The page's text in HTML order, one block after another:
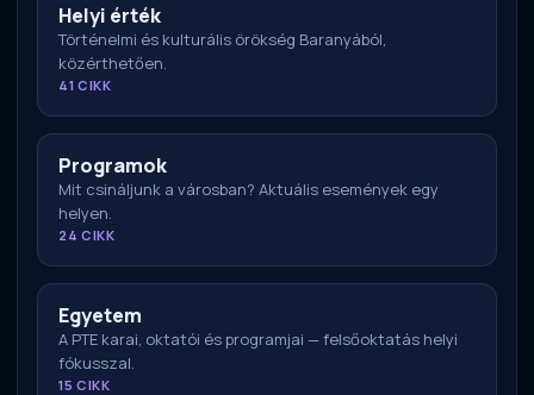
Helyi érték
Történelmi és kulturális örökség Baranyából,
közérthetően.
41 CIKK
Programok
Mit csináljunk a városban? Aktuális események egy
helyen.
24 CIKK
Egyetem
A PTE karai, oktatói és programjai — felsőoktatás helyi
fókusszal.
15 CIKK